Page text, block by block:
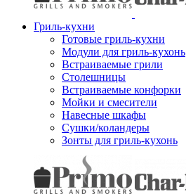
Гриль-кухни
Готовые гриль-кухни
Модули для гриль-кухонь
Встраиваемые грили
Столешницы
Встраиваемые конфорки
Мойки и смесители
Навесные шкафы
Сушки/коландеры
Зонты для гриль-кухонь